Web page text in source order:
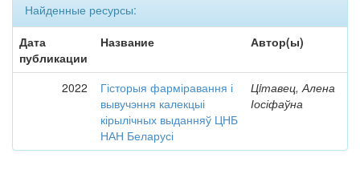
Найденные ресурсы:
Дата
публикации
Название Автор(ы)
2022
Гісторыя фарміравання і
вывучэння калекцыі
кірылічных выданняў ЦНБ
НАН Беларусі
Цiтавец, Алена
Іосіфаўна